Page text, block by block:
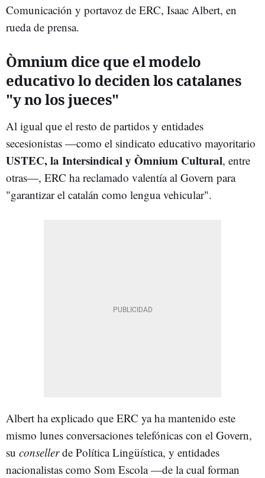
Comunicación y portavoz de ERC, Isaac Albert, en
rueda de prensa.
Òmnium dice que el modelo
educativo lo deciden los catalanes
"y no los jueces"
Al igual que el resto de partidos y entidades
secesionistas —como el sindicato educativo mayoritario
USTEC, la Intersindical y Òmnium Cultural, entre
otras—, ERC ha reclamado valentía al Govern para
"garantizar el catalán como lengua vehicular".
Albert ha explicado que ERC ya ha mantenido este
mismo lunes conversaciones telefónicas con el Govern,
su consellerde Política Lingüística, y entidades
nacionalistas como Som Escola —de la cual forman